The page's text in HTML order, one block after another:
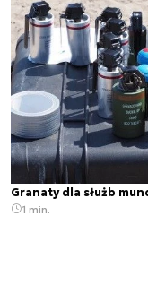
Granaty dla służb
1 min.